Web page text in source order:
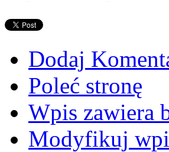
Dodaj
Poleć stronę
Wpis zawiera
Modyfikuj